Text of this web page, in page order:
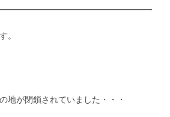
納車情報
。
地が閉鎖されていました・・・